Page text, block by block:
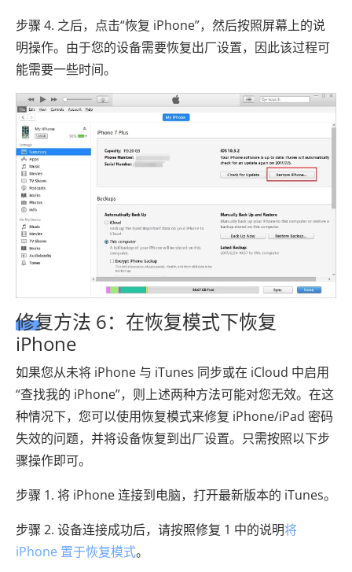
步骤 4. 之后，点击“恢复 iPhone”，然后按照屏幕上的说
明操作。由于您的设备需要恢复出厂设置，因此该过程可
能需要一些时间。
修复方法 6：在恢复模式下恢复
iPhone
如果您从未将 iPhone 与 iTunes 同步或在 iCloud 中启用
“查找我的 iPhone”，则上述两种方法可能对您无效。在这
种情况下，您可以使用恢复模式来修复 iPhone/iPad 密码
失效的问题，并将设备恢复到出厂设置。只需按照以下步
骤操作即可。
步骤 1. 将 iPhone 连接到电脑，打开最新版本的 iTunes。
步骤 2. 设备连接成功后，请按照修复 1 中的说明将
iPhone 置于恢复模式。